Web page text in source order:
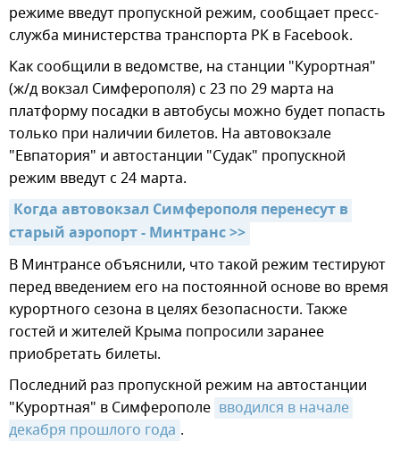
режиме введут пропускной режим, сообщает пресс-
служба министерства транспорта РК в Facebook.
Как сообщили в ведомстве, на станции "Курортная"
(ж/д вокзал Симферополя) с 23 по 29 марта на
платформу посадки в автобусы можно будет попасть
только при наличии билетов. На автовокзале
"Евпатория" и автостанции "Судак" пропускной
режим введут с 24 марта.
Когда автовокзал Симферополя перенесут в
старый аэропорт - Минтранс >>
В Минтрансе объяснили, что такой режим тестируют
перед введением его на постоянной основе во время
курортного сезона в целях безопасности. Также
гостей и жителей Крыма попросили заранее
приобретать билеты.
Последний раз пропускной режим на автостанции
"Курортная" в Симферополе вводился в начале
декабря прошлого года .